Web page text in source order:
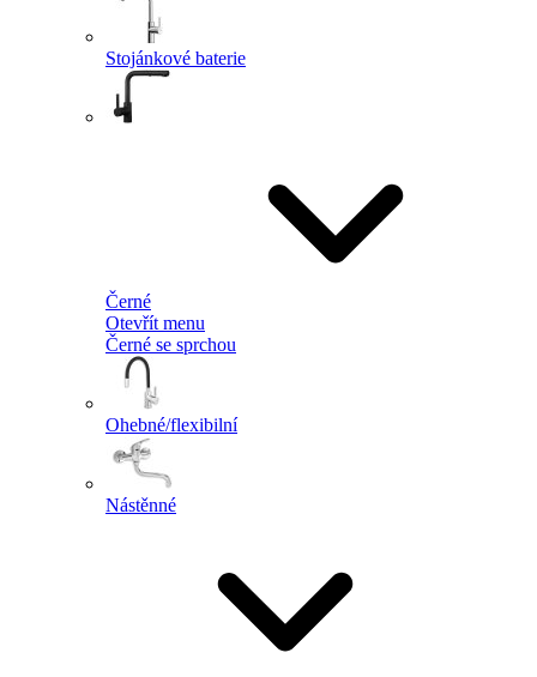
Stojánkové baterie
Černé
Otevřít menu
Černé se sprchou
Ohebné/flexibilní
Nástěnné